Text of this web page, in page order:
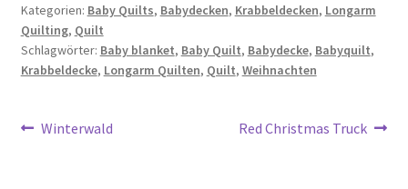
Kategorien: Baby Quilts, Babydecken, Krabbeldecken, Longarm
Quilting, Quilt
Schlagwörter: Baby blanket, Baby Quilt, Babydecke, Babyquilt,
Krabbeldecke, Longarm Quilten, Quilt, Weihnachten
Beitragsnavigation
Vorheriger
Winterwald
Nächster
Red Christmas Truck